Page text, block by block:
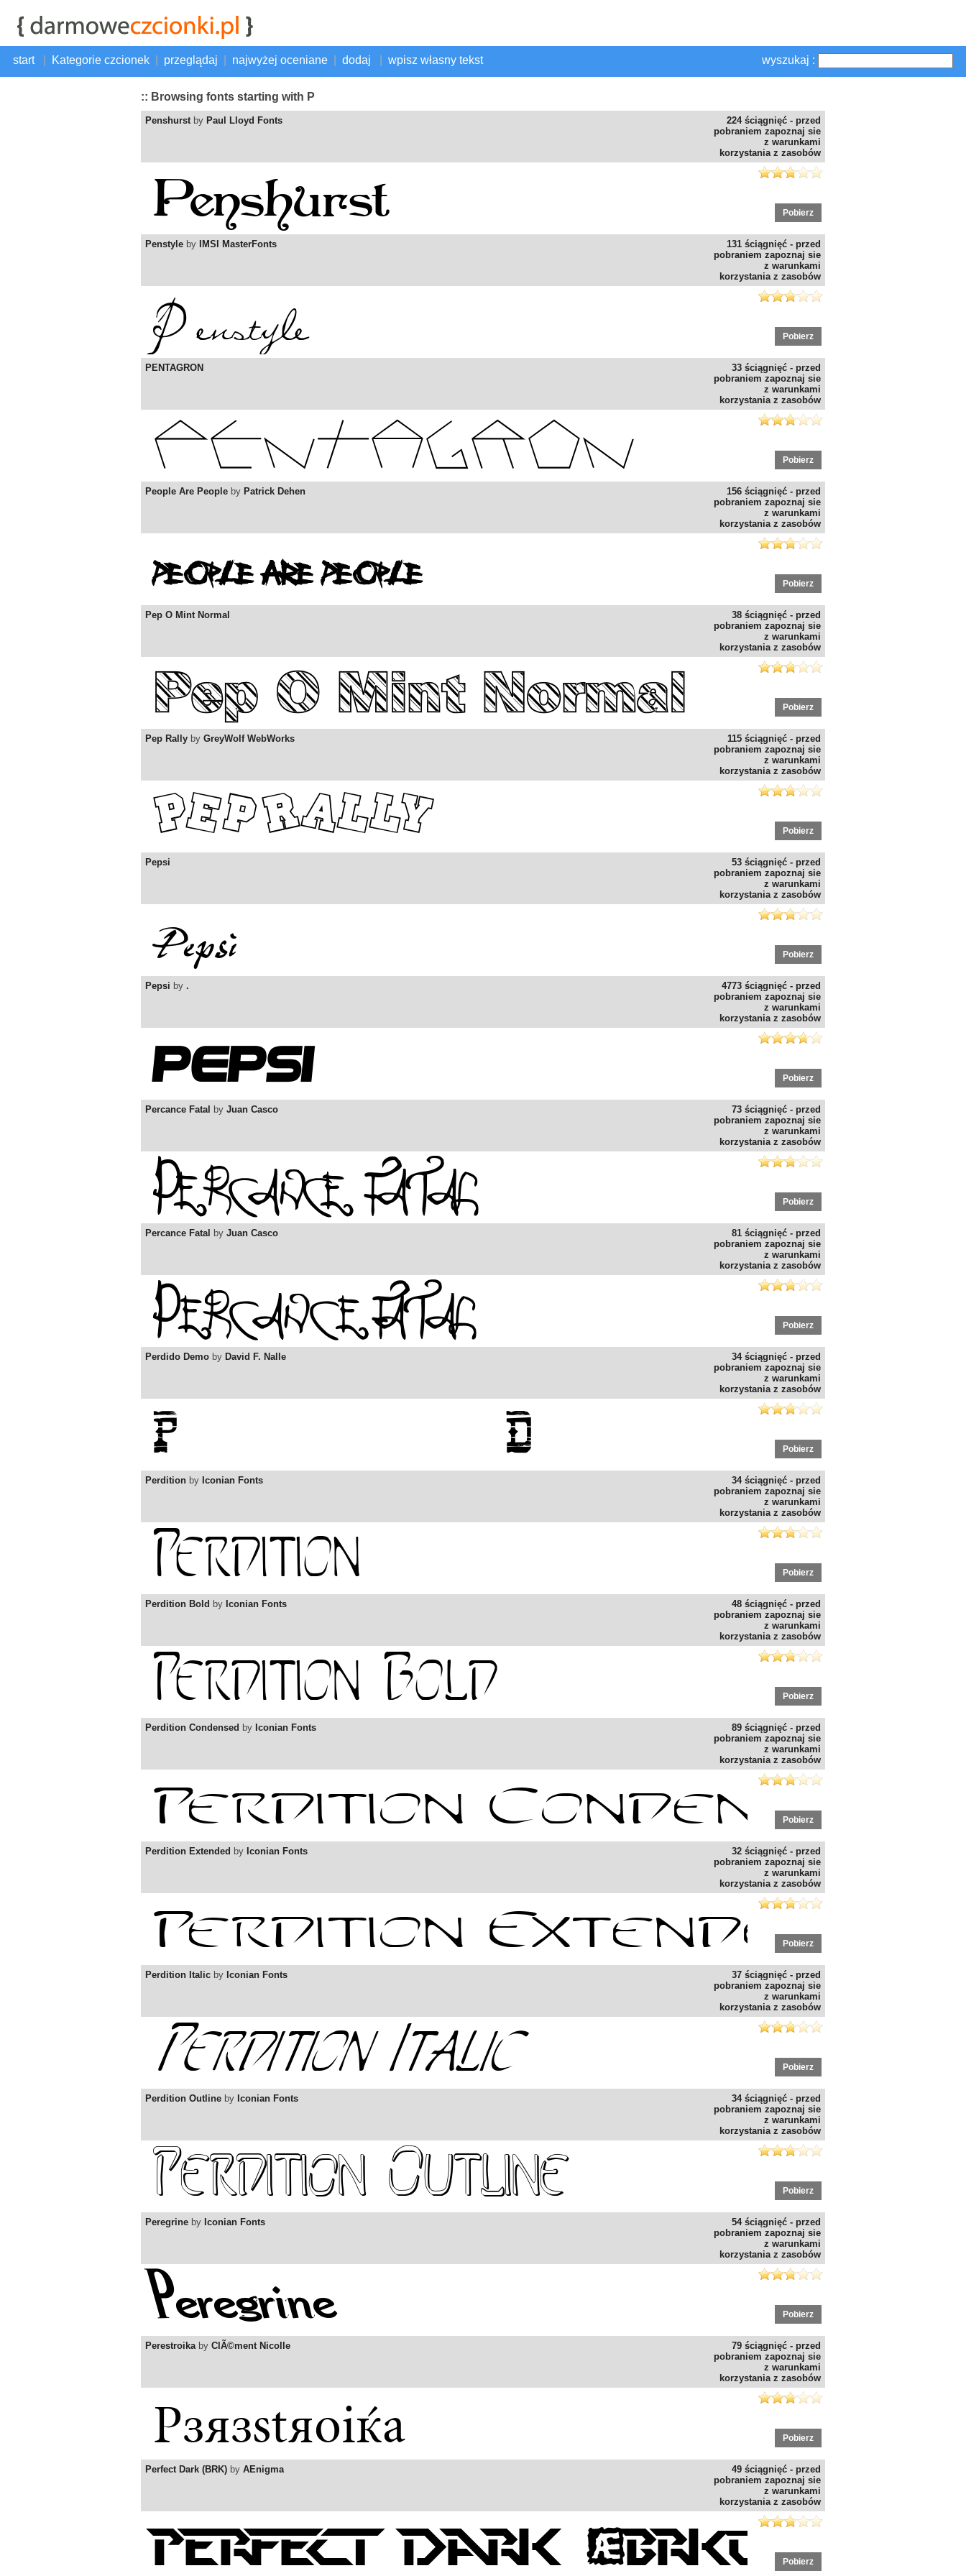
wyszukaj :
start Kategorie czcionek przeglądaj najwyżej oceniane dodaj wpisz własny tekst
:: Browsing fonts starting with P
224 ściągnięć - przed
pobraniem zapoznaj sie
z warunkami
korzystania z zasobów
Penshurstby Paul Lloyd Fonts
Pobierz
131 ściągnięć - przed
pobraniem zapoznaj sie
z warunkami
korzystania z zasobów
Penstyle by IMSI MasterFonts
Pobierz
33 ściągnięć - przed
pobraniem zapoznaj sie
z warunkami
korzystania z zasobów
PENTAGRON
Pobierz
156 ściągnięć - przed
pobraniem zapoznaj sie
z warunkami
korzystania z zasobów
People Are People by Patrick Dehen
Pobierz
38 ściągnięć - przed
pobraniem zapoznaj sie
z warunkami
korzystania z zasobów
Pep O Mint Normal
Pobierz
115 ściągnięć - przed
pobraniem zapoznaj sie
z warunkami
korzystania z zasobów
Pep Rally by GreyWolf WebWorks
Pobierz
53 ściągnięć - przed
pobraniem zapoznaj sie
z warunkami
korzystania z zasobów
Pepsi
Pobierz
4773 ściągnięć - przed
pobraniem zapoznaj sie
z warunkami
korzystania z zasobów
Pepsi by .
Pobierz
73 ściągnięć - przed
pobraniem zapoznaj sie
z warunkami
korzystania z zasobów
Percance Fatal by Juan Casco
Pobierz
81 ściągnięć - przed
pobraniem zapoznaj sie
z warunkami
korzystania z zasobów
Percance Fatal by Juan Casco
Pobierz
34 ściągnięć - przed
pobraniem zapoznaj sie
z warunkami
korzystania z zasobów
Perdido Demo by David F. Nalle
Pobierz
34 ściągnięć - przed
pobraniem zapoznaj sie
z warunkami
korzystania z zasobów
Perdition by Iconian Fonts
Pobierz
48 ściągnięć - przed
pobraniem zapoznaj sie
z warunkami
korzystania z zasobów
Perdition Bold by Iconian Fonts
Pobierz
89 ściągnięć - przed
pobraniem zapoznaj sie
z warunkami
korzystania z zasobów
Perdition Condensed by Iconian Fonts
Pobierz
32 ściągnięć - przed
pobraniem zapoznaj sie
z warunkami
korzystania z zasobów
Perdition Extended by Iconian Fonts
Pobierz
37 ściągnięć - przed
pobraniem zapoznaj sie
z warunkami
korzystania z zasobów
Perdition Italic by Iconian Fonts
Pobierz
34 ściągnięć - przed
pobraniem zapoznaj sie
z warunkami
korzystania z zasobów
Perdition Outline by Iconian Fonts
Pobierz
54 ściągnięć - przed
pobraniem zapoznaj sie
z warunkami
korzystania z zasobów
Peregrine by Iconian Fonts
Pobierz
79 ściągnięć - przed
pobraniem zapoznaj sie
z warunkami
korzystania z zasobów
Perestroikaby ClÃ©ment Nicolle
Pobierz
49 ściągnięć - przed
pobraniem zapoznaj sie
z warunkami
korzystania z zasobów
Perfect Dark (BRK) by AEnigma
Pobierz